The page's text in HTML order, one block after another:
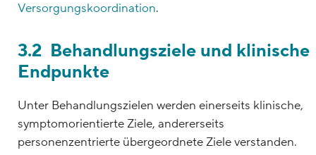
Versorgungskoordination.
3.2 Behandlungsziele und klinische
Endpunkte
Unter Behandlungszielen werden einerseits klinische,
symptomorientierte Ziele, andererseits
personenzentrierte übergeordnete Ziele verstanden.